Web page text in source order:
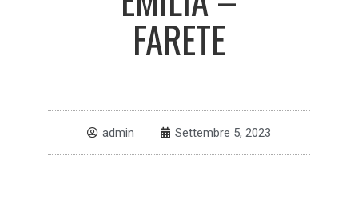
FARETE
admin Settembre 5, 2023